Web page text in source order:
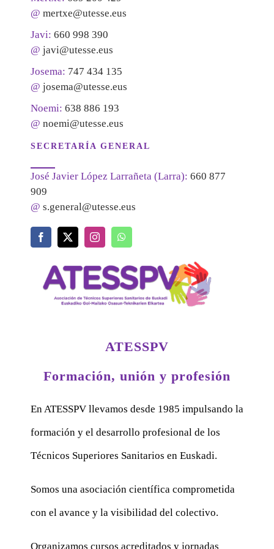
@ mertxe@utesse.eus
Javi: 660 998 390
@ javi@utesse.eus
Josema: 747 434 135
@ josema@utesse.eus
Noemi: 638 886 193
@ noemi@utesse.eus
SECRETARÍA GENERAL
José Javier López Larrañeta (Larra): 660 877
909
@ s.general@utesse.eus
ATESSPV
Formación, unión y profesión
En ATESSPV llevamos desde 1985 impulsando la
formación y el desarrollo profesional de los
Técnicos Superiores Sanitarios en Euskadi.
Somos una asociación científica comprometida
con el avance y la visibilidad del colectivo.
Organizamos cursos acreditados y jornadas